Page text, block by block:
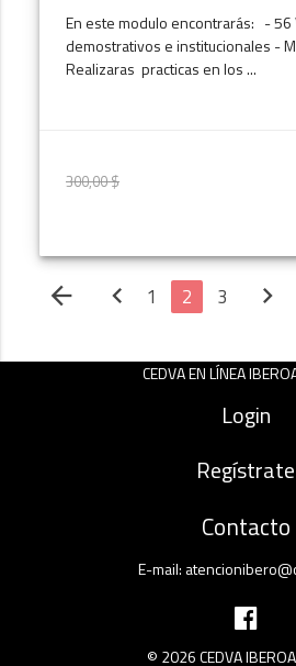
En este modulo encontrarás: - 56
demostrativos e institucionales -
Realizaras practicas en los ...
300,00 $
arrow_back chevron_left 1 2 3 chevron_right
CEDVA EN LÍNEA
Login
Regístrate
Contacto
E-mail:
© 2026 CEDVA